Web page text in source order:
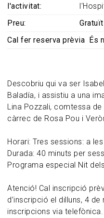
Descobriu qui va ser
Baladía, i assistiu a una
Lina Pozzali, comtessa
càrrec de Rosa Pou i
Horari: Tres sessions: a
Durada: 40 minuts per
Programa especial Nit
Atenció! Cal inscripció
d’inscripció el dilluns, 4
inscripcions via
l'activitat
Preu
Gratuït
Cal fer reserva prèvia
És